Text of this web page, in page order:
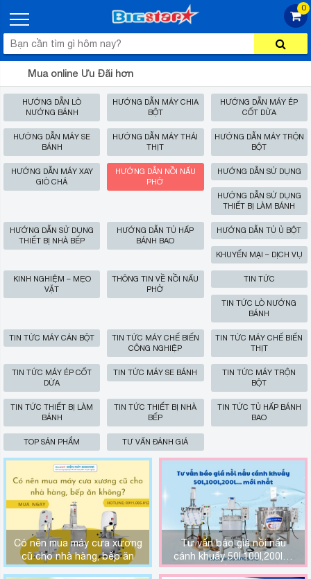
0
Mua online Ưu Đãi hơn
HƯỚNG DẪN LÒ
NƯỚNG BÁNH
HƯỚNG DẪN MÁY CHIA
BỘT
HƯỚNG DẪN MÁY ÉP
CỐT DỪA
HƯỚNG DẪN MÁY SE
BÁNH
HƯỚNG DẪN MÁY THÁI
THỊT
HƯỚNG DẪN MÁY TRỘN
BỘT
HƯỚNG DẪN MÁY XAY
GIÒ CHẢ
HƯỚNG DẪN NỒI NẤU
PHỞ
HƯỚNG DẪN SỬ DỤNG
HƯỚNG DẪN SỬ DỤNG
THIẾT BỊ LÀM BÁNH
HƯỚNG DẪN SỬ DỤNG
THIẾT BỊ NHÀ BẾP
HƯỚNG DẪN TỦ HẤP
BÁNH BAO
HƯỚNG DẪN TỦ Ủ BỘT
KHUYẾN MẠI – DỊCH VỤ
KINH NGHIỆM – MẸO
VẶT
THÔNG TIN VỀ NỒI NẤU
PHỞ
TIN TỨC
TIN TỨC LÒ NƯỚNG
BÁNH
TIN TỨC MÁY CÁN BỘT
TIN TỨC MÁY CHẾ BIẾN
CÔNG NGHIỆP
TIN TỨC MÁY CHẾ BIẾN
THỊT
TIN TỨC MÁY ÉP CỐT
DỪA
TIN TỨC MÁY SE BÁNH
TIN TỨC MÁY TRỘN
BỘT
TIN TỨC THIẾT BỊ LÀM
BÁNH
TIN TỨC THIẾT BỊ NHÀ
BẾP
TIN TỨC TỦ HẤP BÁNH
BAO
TOP SẢN PHẨM TƯ VẤN ĐÁNH GIÁ
Có nên mua máy cưa xương
cũ cho nhà hàng, bếp ăn
không?
Tư vấn báo giá nồi nấu
cánh khuấy 50l,100l,200l…
mới nhất T08/2026